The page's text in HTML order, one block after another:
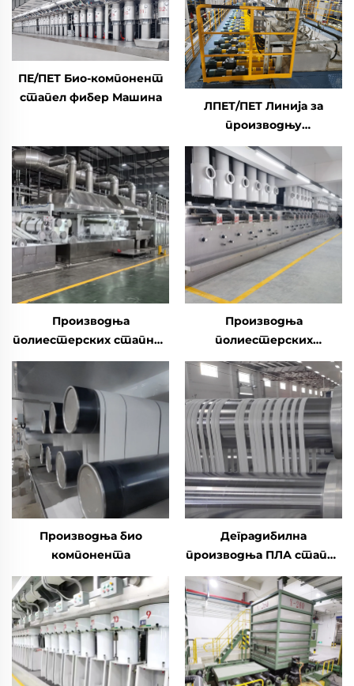
ПЕ/ПЕТ Био-компонент
стапел фибер Машина
ЛПЕТ/ПЕТ Линија за
производњу
нискотапланих
биокомпонента за
стрепл фибри
Композитна машина за
производњу стрепл
фибра
Производња
полиестерских стапних
влакана високе
чврстоће (ПСФ)
Производња
полиестерских
скрепних влакана
Производња био
компонента
Деградибилна
производња ПЛА стапел
фибре